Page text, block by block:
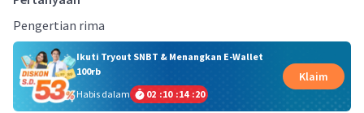
Pengertian rima
Ikuti Tryout SNBT & Menangkan E-Wallet
100rb
Habis dalam
02 :10 :14 :20
Klaim